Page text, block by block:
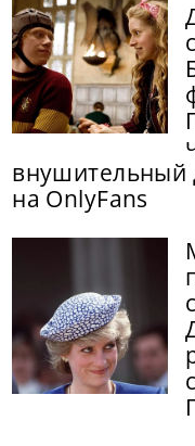
внушительный
на OnlyFans